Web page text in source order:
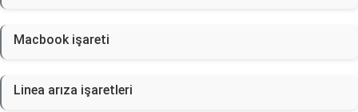
Macbook işareti
Linea arıza işaretleri